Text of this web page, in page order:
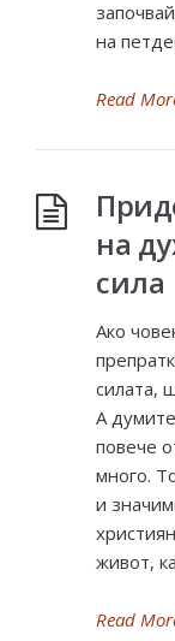
на
Read
на
сила
Ако
силата,
А
повече
много.
и
живот,
Read